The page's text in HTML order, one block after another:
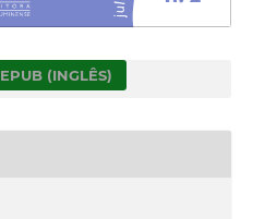
EPUB (INGLÊS)